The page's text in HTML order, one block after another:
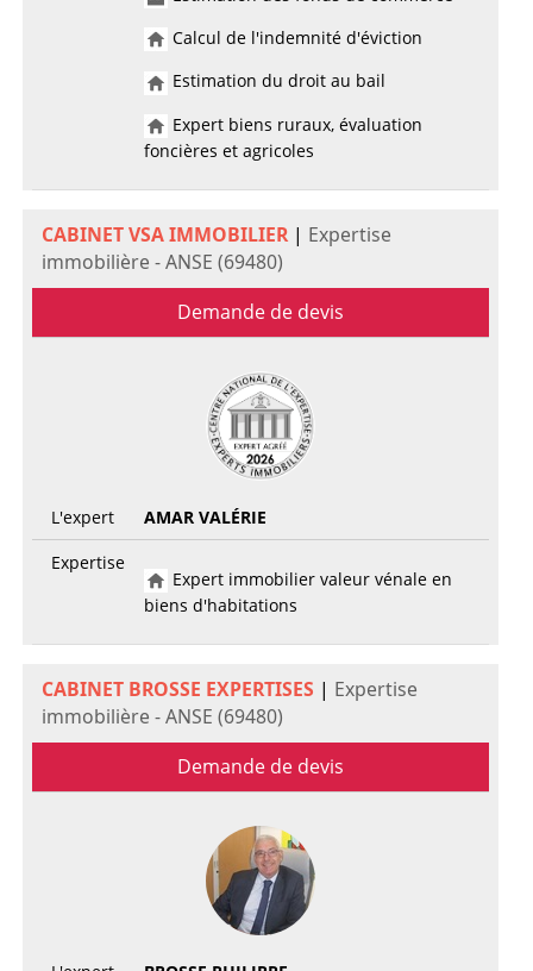
Calcul de l'indemnité d'éviction
Estimation du droit au bail
Expert biens ruraux, évaluation
foncières et agricoles
CABINET VSA IMMOBILIER| Expertise
immobilière - ANSE (69480)
Demande de devis
L'expert
AMAR VALÉRIE
Expertise
Expert immobilier valeur vénale en
biens d'habitations
CABINET BROSSE EXPERTISES | Expertise
immobilière - ANSE (69480)
Demande de devis